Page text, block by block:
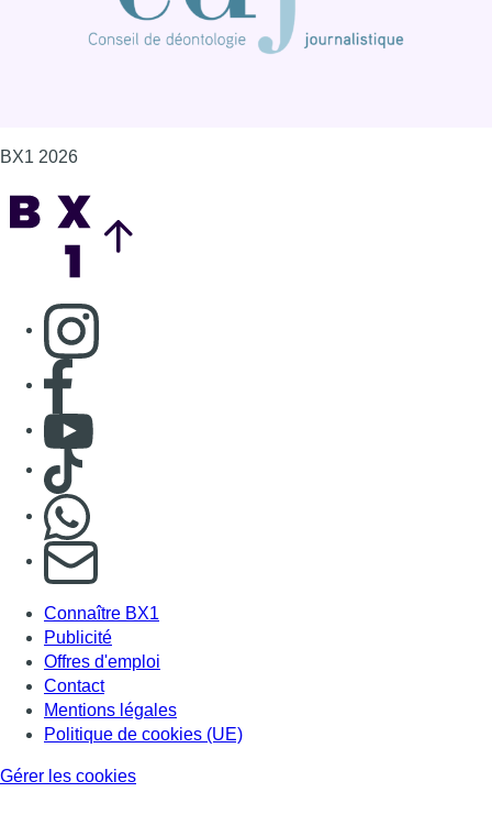
BX1 2026
Consulter page Instagram
Consulter page Facebook
Consulter Youtube
Consulter TikTok
S'abonner à notre newsletter
Connaître BX1
Publicité
Offres d'emploi
Contact
Mentions légales
Politique de cookies (UE)
Gérer les cookies